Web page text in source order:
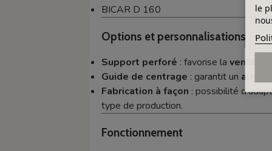
BICAR D 160
Options et personnalisations
Support perforé : favorise la
Guide de centrage : garantit un
Fabrication à façon : possibilité
type de production.
Fonctionnement
le